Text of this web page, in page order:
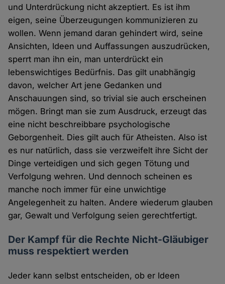
und Unterdrückung nicht akzeptiert. Es ist ihm
eigen, seine Überzeugungen kommunizieren zu
wollen. Wenn jemand daran gehindert wird, seine
Ansichten, Ideen und Auffassungen auszudrücken,
sperrt man ihn ein, man unterdrückt ein
lebenswichtiges Bedürfnis. Das gilt unabhängig
davon, welcher Art jene Gedanken und
Anschauungen sind, so trivial sie auch erscheinen
mögen. Bringt man sie zum Ausdruck, erzeugt das
eine nicht beschreibbare psychologische
Geborgenheit. Dies gilt auch für Atheisten. Also ist
es nur natürlich, dass sie verzweifelt ihre Sicht der
Dinge verteidigen und sich gegen Tötung und
Verfolgung wehren. Und dennoch scheinen es
manche noch immer für eine unwichtige
Angelegenheit zu halten. Andere wiederum glauben
gar, Gewalt und Verfolgung seien gerechtfertigt.
Der Kampf für die Rechte Nicht-Gläubiger
muss respektiert werden
Jeder kann selbst entscheiden, ob er Ideen